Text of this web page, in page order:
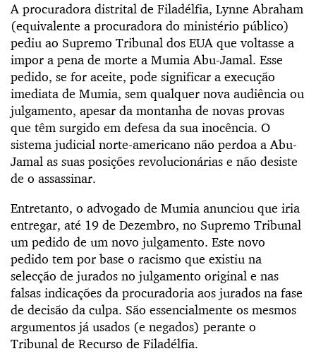
A procuradora distrital de Filadélfia, Lynne Abraham
(equivalente a procuradora do ministério público)
pediu ao Supremo Tribunal dos EUA que voltasse a
impor a pena de morte a Mumia Abu-Jamal. Esse
pedido, se for aceite, pode significar a execução
imediata de Mumia, sem qualquer nova audiência ou
julgamento, apesar da montanha de novas provas
que têm surgido em defesa da sua inocência. O
sistema judicial norte-americano não perdoa a Abu-
Jamal as suas posições revolucionárias e não desiste
de o assassinar.
Entretanto, o advogado de Mumia anunciou que iria
entregar, até 19 de Dezembro, no Supremo Tribunal
um pedido de um novo julgamento. Este novo
pedido tem por base o racismo que existiu na
selecção de jurados no julgamento original e nas
falsas indicações da procuradoria aos jurados na fase
de decisão da culpa. São essencialmente os mesmos
argumentos já usados (e negados) perante o
Tribunal de Recurso de Filadélfia.